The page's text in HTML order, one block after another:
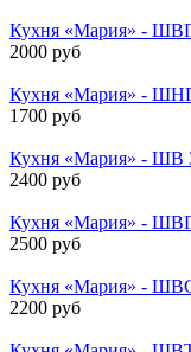
Кухня «Мария» - ШВГ
2000 руб
Кухня «Мария» -
1700 руб
Кухня «Мария» - ШВ
2400 руб
Кухня «Мария» - ШВГ
2500 руб
Кухня «Мария» -
2200 руб